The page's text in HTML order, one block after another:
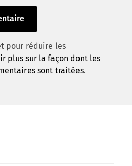
pour réduire les
plus sur la façon dont les
sont traitées.